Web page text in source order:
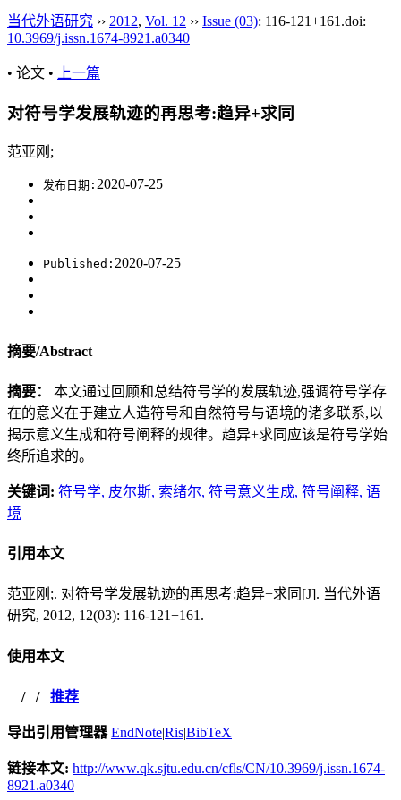
当代外语研究 ›› 2012, Vol. 12 ›› Issue (03): 116-121+161.doi:
10.3969/j.issn.1674-8921.a0340
• 论文 • 上一篇
对符号学发展轨迹的再思考:趋异+求同
范亚刚;
发布日期: 2020-07-25
Published: 2020-07-25
摘要/Abstract
摘要： 本文通过回顾和总结符号学的发展轨迹,强调符号学存
在的意义在于建立人造符号和自然符号与语境的诸多联系,以
揭示意义生成和符号阐释的规律。趋异+求同应该是符号学始
终所追求的。
关键词: 符号学, 皮尔斯, 索绪尔, 符号意义生成, 符号阐释, 语
境
引用本文
范亚刚;. 对符号学发展轨迹的再思考:趋异+求同[J]. 当代外语
研究, 2012, 12(03): 116-121+161.
使用本文
/ / 推荐
导出引用管理器 EndNote|Ris|BibTeX
链接本文: http://www.qk.sjtu.edu.cn/cfls/CN/10.3969/j.issn.1674-
8921.a0340